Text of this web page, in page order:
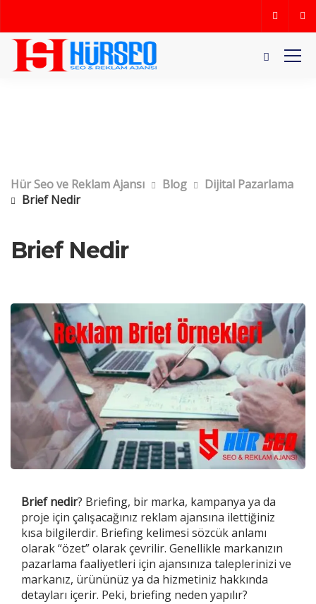
Hür Seo ve Reklam Ajansı Blog
Dijital Pazarlama
Brief Nedir
Brief Nedir
Brief nedir? Briefing, bir marka, kampanya ya da
proje için çalışacağınız reklam ajansına ilettiğiniz
kısa bilgilerdir. Briefing kelimesi sözcük anlamı
olarak “özet” olarak çevrilir. Genellikle markanızın
pazarlama faaliyetleri için ajansınıza taleplerinizi ve
markanız, ürününüz ya da hizmetiniz hakkında
detayları içerir. Peki, briefing neden yapılır?